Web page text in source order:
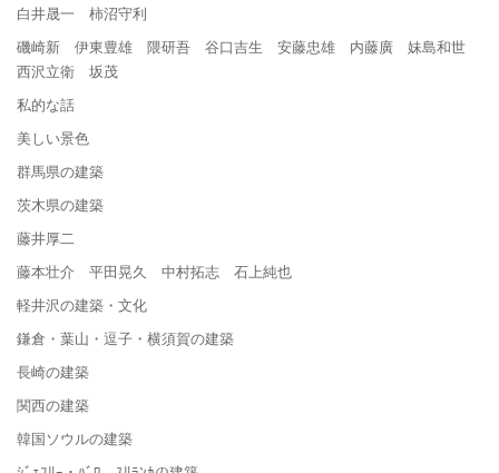
白井晟一 柿沼守利
磯崎新 伊東豊雄 隈研吾 谷口吉生 安藤忠雄 内藤廣 妹島和世
西沢立衛 坂茂
私的な話
美しい景色
群馬県の建築
茨木県の建築
藤井厚二
藤本壮介 平田晃久 中村拓志 石上純也
軽井沢の建築・文化
鎌倉・葉山・逗子・横須賀の建築
長崎の建築
関西の建築
韓国ソウルの建築